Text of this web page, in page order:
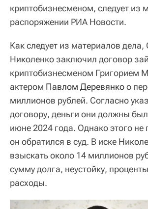
криптобизнесменом, следует из
распоряжении РИА Новости.
Как следует из материалов дела,
Николенко заключил договор
криптобизнесменом Григорием
актером Павлом Деревянкоо
миллионов рублей. Согласно
договору, деньги они должны
июне 2024 года. Однако этого
он обратился в суд. В иске
взыскать около 14 миллионов
сумму долга, неустойку,
расходы.